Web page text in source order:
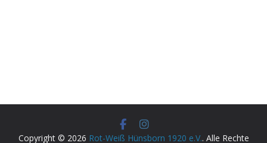
Copyright © 2026 Rot-Weiß Hünsborn 1920 e.V.. Alle Rechte